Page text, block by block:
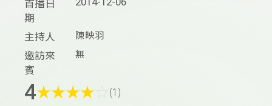
首播日
期
主持人 陳映羽
邀訪來
賓
無
4★★★★ (1)